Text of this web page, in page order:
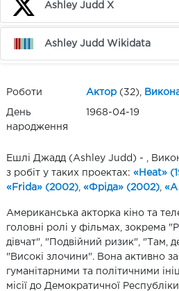
Ashley Judd X
Ashley Judd Wikidata
Роботи Актор (32),
День
народження
1968-04-19
Ешлі Джадд (Ashley Judd) - ,
з робіт у таких проектах: «Heat»
«Frida» (2002) «Фріда» (2002) «A
Американська акторка кіно та
головні ролі у фільмах, зокрема
дівчат", "Подвійний ризик", "Там,
"Високі злочини". Вона активно
гуманітарними та політичними
місії до Демократичної